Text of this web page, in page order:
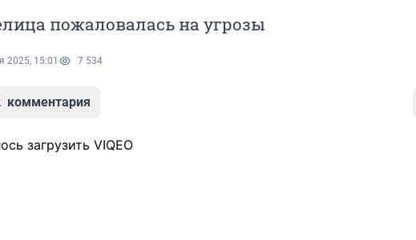
пожаловалась на угрозы
2025, 15:01 7 534
комментария
загрузить VIQEO